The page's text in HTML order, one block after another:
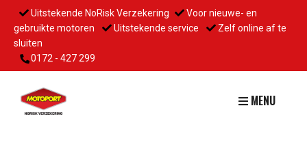
Uitstekende NoRisk Verzekering
Voor nieuwe- en
gebruikte motoren
Uitstekende service
Zelf online af te
sluiten
0172 - 427 299
MENU